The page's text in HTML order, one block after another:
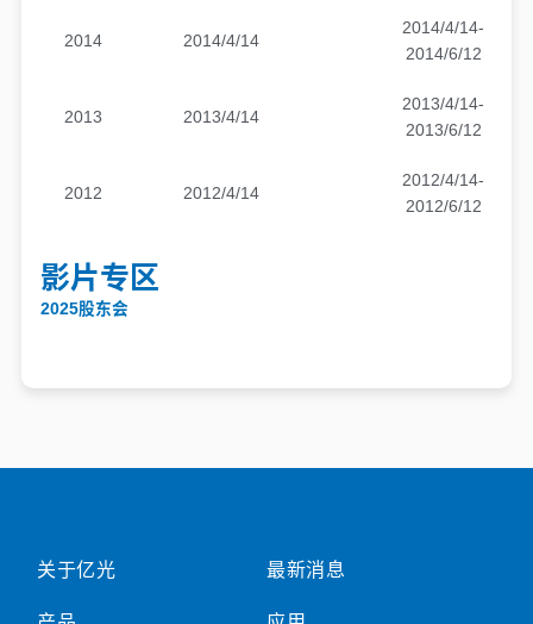
2014 2014/4/14
2014/4/14-
2014/6/12
2013 2013/4/14
2013/4/14-
2013/6/12
2012 2012/4/14
2012/4/14-
2012/6/12
影片专区
2025股东会
关于亿光 最新消息